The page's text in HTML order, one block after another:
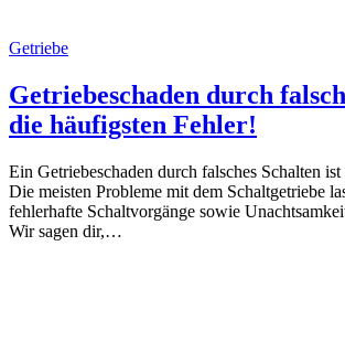
Getriebe
Getriebeschaden durch
die häufigsten Fehler!
Ein Getriebeschaden durch falsches Schalten
Die meisten Probleme mit dem Schaltgetriebe
fehlerhafte Schaltvorgänge sowie
Wir sagen dir,…